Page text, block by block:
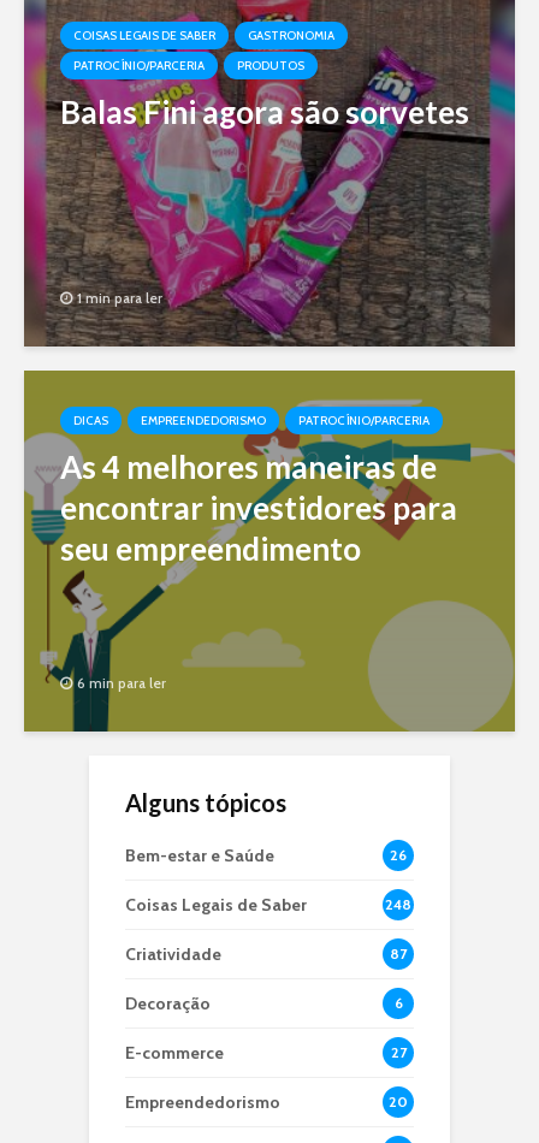
COISAS LEGAIS DE SABER
GASTRONOMIA
PATROCÍNIO/PARCERIA
PRODUTOS
Balas Fini agora são sorvetes
1 min para ler
DICAS EMPREENDEDORISMO PATROCÍNIO/PARCERIA
As 4 melhores maneiras de
encontrar investidores para
seu empreendimento
6 min para ler
Alguns tópicos
Bem-estar e Saúde 26
Coisas Legais de Saber 248
Criatividade 87
Decoração 6
E-commerce 27
Empreendedorismo 20